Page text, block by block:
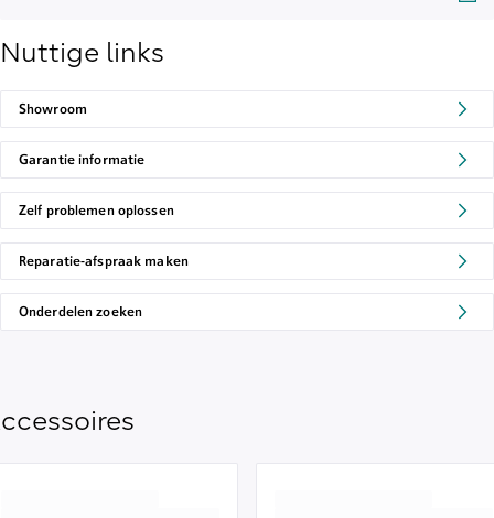
Nuttige links
Showroom
Garantie informatie
Zelf problemen oplossen
Reparatie-afspraak maken
Onderdelen zoeken